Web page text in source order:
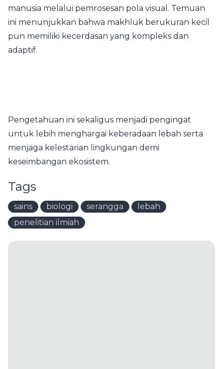
manusia melalui pemrosesan pola visual. Temuan
ini menunjukkan bahwa makhluk berukuran kecil
pun memiliki kecerdasan yang kompleks dan
adaptif.
Pengetahuan ini sekaligus menjadi pengingat
untuk lebih menghargai keberadaan lebah serta
menjaga kelestarian lingkungan demi
keseimbangan ekosistem.
Tags
sains biologi serangga
lebah
penelitian ilmiah